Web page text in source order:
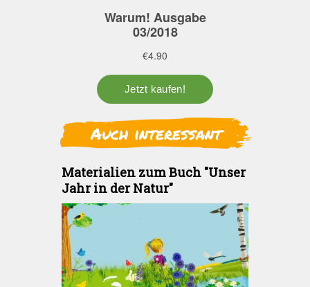
Auch interessant
Materialien zum Buch "Unser
Jahr in der Natur"